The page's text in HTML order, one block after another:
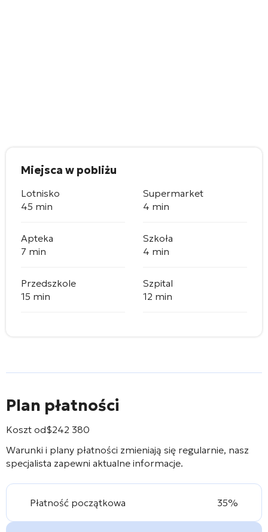
Miejsca w pobliżu
Lotnisko
45 min
Supermarket
4 min
Apteka
7 min
Szkoła
4 min
Przedszkole
15 min
Szpital
12 min
Plan płatności
Koszt od$242 380
Warunki i plany płatności zmieniają się regularnie, nasz
specjalista zapewni aktualne informacje.
Płatność początkowa 35%